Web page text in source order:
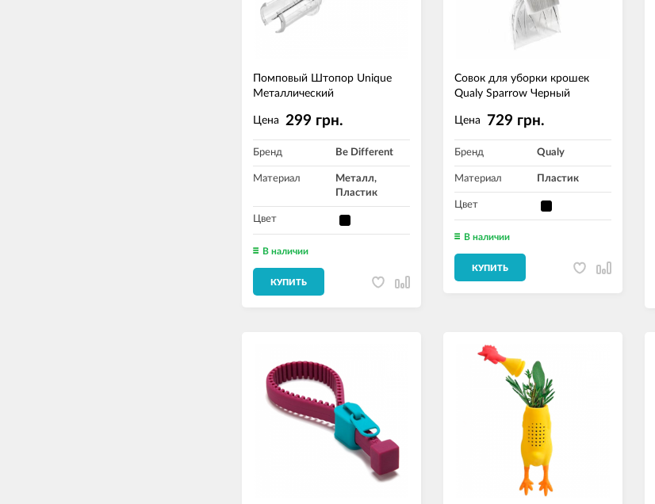
Помповый Штопор Unique
Металлический
Цена 299 грн.
Бренд Be Different
Материал
Металл,
Пластик
Цвет
В наличии
КУПИТЬ
Совок для уборки крошек
Qualy Sparrow Черный
Цена 729 грн.
Бренд Qualy
Материал Пластик
Цвет
В наличии
КУПИТЬ